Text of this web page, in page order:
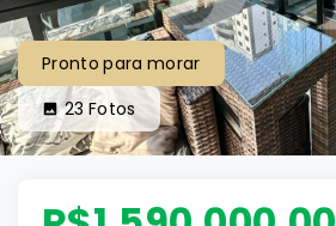
Pronto para morar
23 Fotos